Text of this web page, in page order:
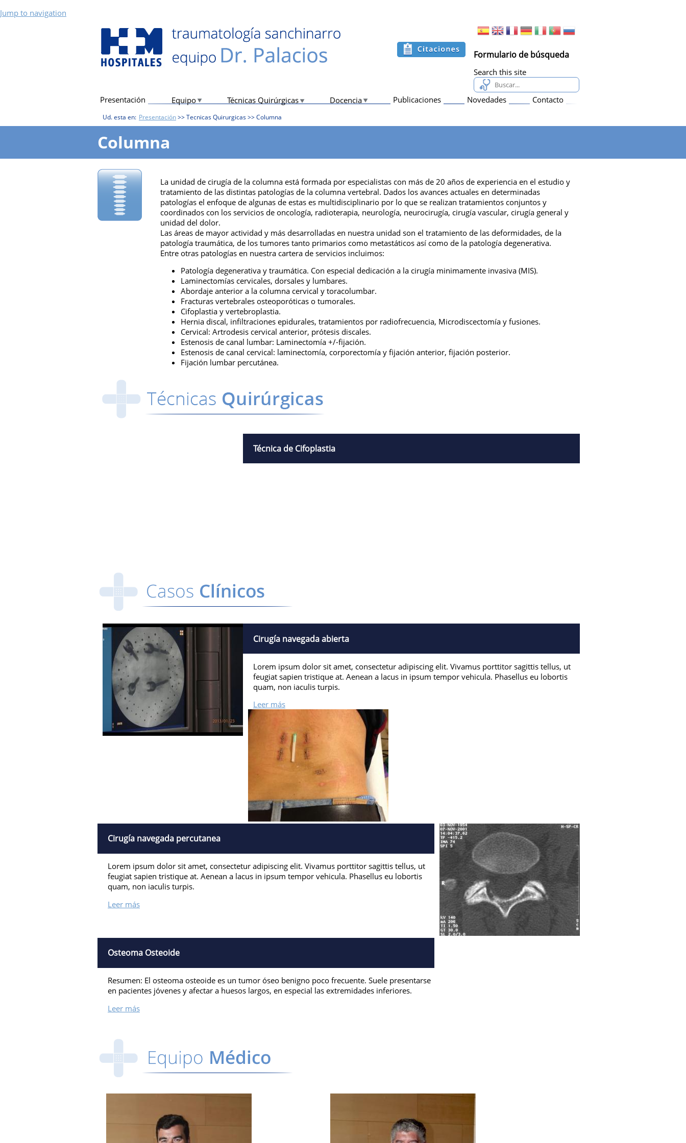
Jump to navigation
Formulario de búsqueda
Search this site
Presentación Equipo Técnicas Quirúrgicas Docencia Publicaciones Novedades Contacto
Ud. esta en: Presentación>>Tecnicas Quirurgicas>>Columna
Columna
La unidad de cirugía de la columna está formada por especialistas con más de 20 años de experiencia en el estudio y
tratamiento de las distintas patologías de la columna vertebral. Dados los avances actuales en determinadas
patologías el enfoque de algunas de estas es multidisciplinario por lo que se realizan tratamientos conjuntos y
coordinados con los servicios de oncología, radioterapia, neurología, neurocirugía, cirugía vascular, cirugía general y
unidad del dolor.
Las áreas de mayor actividad y más desarrolladas en nuestra unidad son el tratamiento de las deformidades, de la
patología traumática, de los tumores tanto primarios como metastáticos así como de la patología degenerativa.
Entre otras patologías en nuestra cartera de servicios incluimos:
Patología degenerativa y traumática. Con especial dedicación a la cirugía minimamente invasiva (MIS).
Laminectomías cervicales, dorsales y lumbares.
Abordaje anterior a la columna cervical y toracolumbar.
Fracturas vertebrales osteoporóticas o tumorales.
Cifoplastia y vertebroplastia.
Hernia discal, infiltraciones epidurales, tratamientos por radiofrecuencia, Microdiscectomía y fusiones.
Cervical: Artrodesis cervical anterior, prótesis discales.
Estenosis de canal lumbar: Laminectomía +/-fijación.
Estenosis de canal cervical: laminectomía, corporectomía y fijación anterior, fijación posterior.
Fijación lumbar percutánea.
Técnica de Cifoplastia
Cirugía navegada abierta
Lorem ipsum dolor sit amet, consectetur adipiscing elit. Vivamus porttitor sagittis tellus, ut
feugiat sapien tristique at. Aenean a lacus in ipsum tempor vehicula. Phasellus eu lobortis
quam, non iaculis turpis.
Leer más
Cirugía navegada percutanea
Lorem ipsum dolor sit amet, consectetur adipiscing elit. Vivamus porttitor sagittis tellus, ut
feugiat sapien tristique at. Aenean a lacus in ipsum tempor vehicula. Phasellus eu lobortis
quam, non iaculis turpis.
Leer más
Osteoma Osteoide
Resumen: El osteoma osteoide es un tumor óseo benigno poco frecuente. Suele presentarse
en pacientes jóvenes y afectar a huesos largos, en especial las extremidades inferiores.
Leer más